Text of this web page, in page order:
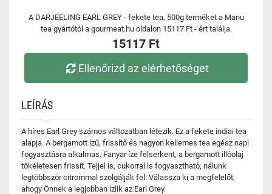
A DARJEELING EARL GREY - fekete tea, 500g terméket a Manu
tea gyártótól a gourmeat.hu oldalon 15117 Ft - ért találja.
15117 Ft
Ellenőrizd az elérhetőséget
LEÍRÁS
A híres Earl Grey számos változatban létezik. Ez a fekete indiai tea
alapja. A bergamott ízű, frissítő és nagyon kellemes tea egész napi
fogyasztásra alkalmas. Fanyar íze felserkent, a bergamott illóolaj
tökéletesen frissít. Tejjel is, cukorral is fogyasztható, nálunk
legtöbbször citrommal szolgálják fel. Válassza ki a megfelelőt,
ahogy Önnek a legjobban ízlik az Earl Grey.